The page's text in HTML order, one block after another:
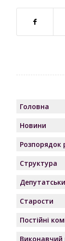
Головна
Новини
Розпорядок
Структура
Старости
Постійні
Виконавчий